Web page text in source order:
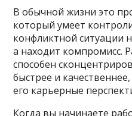
В обычной жизни это
который умеет
конфликтной ситуации
а находит компромисс.
способен
быстрее и
его карьерные
Когда вы начинаете